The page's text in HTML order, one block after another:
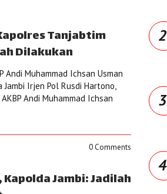
Tanjabtim
Dilakukan
Andi Muhammad Ichsan Usman
Irjen Pol Rusdi Hartono,
Andi Muhammad Ichsan
0 Comments
Jambi: Jadilah
2
3
4